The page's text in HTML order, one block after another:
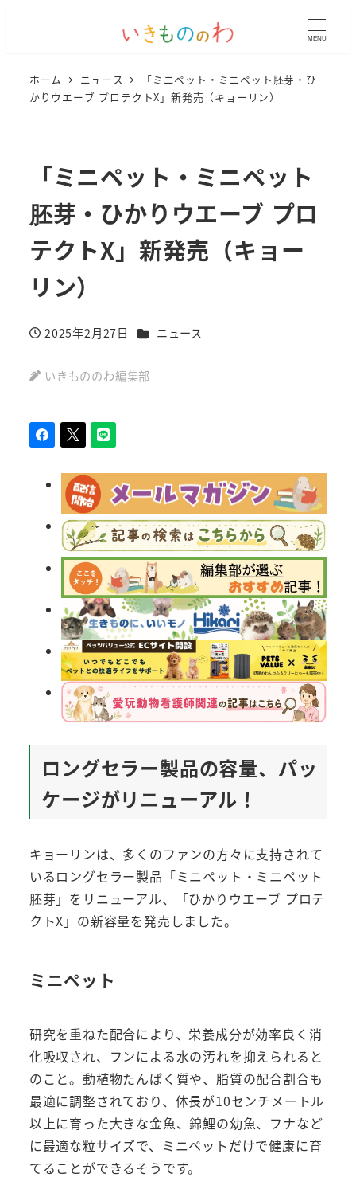
MENU
ホーム ニュース
「ミニペット・ミニペット胚芽・ひ
かりウエーブ プロテクトX」新発売（キョーリン）
「ミニペット・ミニペット
胚芽・ひかりウエーブ プロ
テクトX」新発売（キョー
リン）
投稿日
2025年2月27日 カテゴリー
ニュース
いきもののわ編集部
ロングセラー製品の容量、パッ
ケージがリニューアル！
キョーリンは、多くのファンの方々に支持されて
いるロングセラー製品「ミニペット・ミニペット
胚芽」をリニューアル、「ひかりウエーブ プロテ
クトX」の新容量を発売しました。
ミニペット
研究を重ねた配合により、栄養成分が効率良く消
化吸収され、フンによる水の汚れを抑えられると
のこと。動植物たんぱく質や、脂質の配合割合も
最適に調整されており、体長が10センチメートル
以上に育った大きな金魚、錦鯉の幼魚、フナなど
に最適な粒サイズで、ミニペットだけで健康に育
てることができるそうです。